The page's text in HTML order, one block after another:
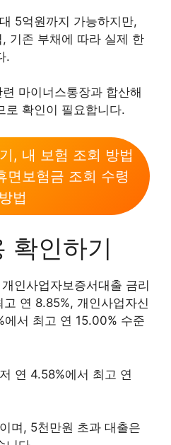
5억원까지 가능하지만,
기존 부채에 따라 실제 한
.
마이너스통장과 합산해
로 확인이 필요합니다.
, 내 보험 조회 방법
면보험금 조회 수령
방법
확인하기
인사업자보증서대출 금리
고 연 8.85%, 개인사업자신
서 최고 연 15.00% 수준
연 4.58%에서 최고 연
며, 5천만원 초과 대출은